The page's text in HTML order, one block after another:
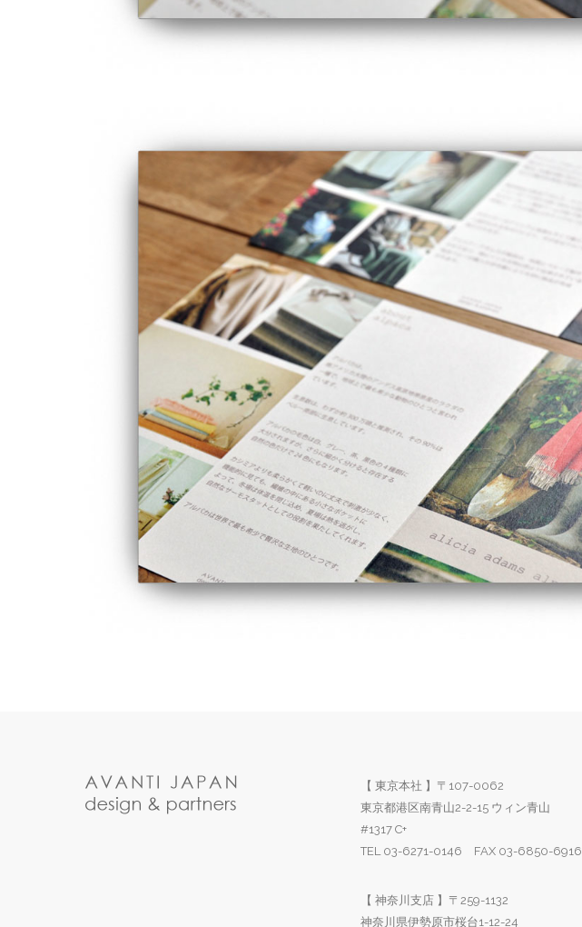
【 東京本社 】〒107-0062
東京都港区南青山2-2-15 ウィン青山
#1317 C+
TEL 03-6271-0146 FAX 03-6850-6916
【 神奈川支店 】〒259-1132
神奈川県伊勢原市桜台1-12-24